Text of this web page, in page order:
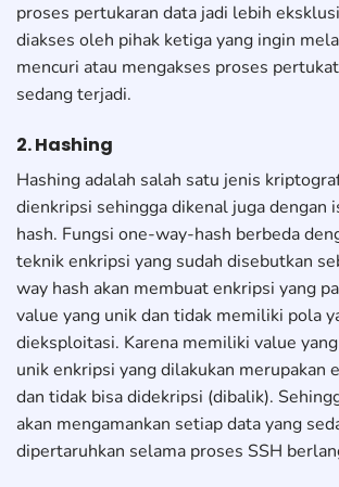
proses pertukaran data jadi lebih
diakses oleh pihak ketiga yang ingin
mencuri atau mengakses proses
sedang terjadi.
2. Hashing
Hashing adalah salah satu jenis
dienkripsi sehingga dikenal juga dengan
hash. Fungsi one-way-hash berbeda
teknik enkripsi yang sudah disebutkan
way hash akan membuat enkripsi yang
value yang unik dan tidak memiliki pola
dieksploitasi. Karena memiliki value
unik enkripsi yang dilakukan merupakan
dan tidak bisa didekripsi (dibalik).
akan mengamankan setiap data yang
dipertaruhkan selama proses SSH